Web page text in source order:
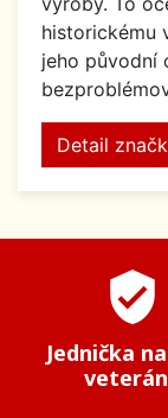
historickému
jeho původní
Detail
verified_user
Jednička